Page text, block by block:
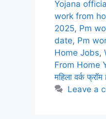
Yojana
work from
2025, Pm
date, Pm
Home Jobs,
From Home
महिला वर्क फ्रॉम
Leave a